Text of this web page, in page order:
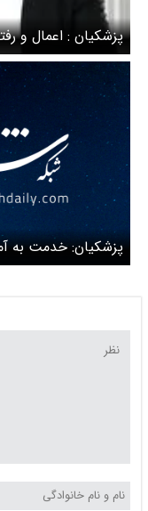
پزشکیان : اعمال و
پزشکیان: خدمت به